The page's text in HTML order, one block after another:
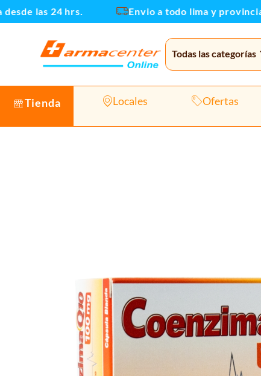
al
las 24 hrs. Envio a todo lima y provincias
Todas las categorías
Tienda Locales Ofertas